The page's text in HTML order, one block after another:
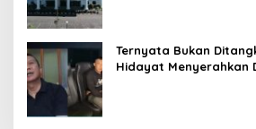
Ternyata Bukan
Hidayat Menyerahkan